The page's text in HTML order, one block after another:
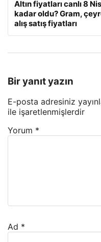
Altın fiyatları canlı 8
kadar oldu? Gram,
alış satış fiyatları
Bir yanıt yazın
E-posta adresiniz
ile işaretlenmişlerdir
Yorum *
Ad *